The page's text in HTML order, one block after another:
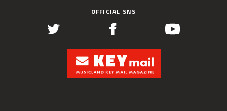
OFFICIAL SNS